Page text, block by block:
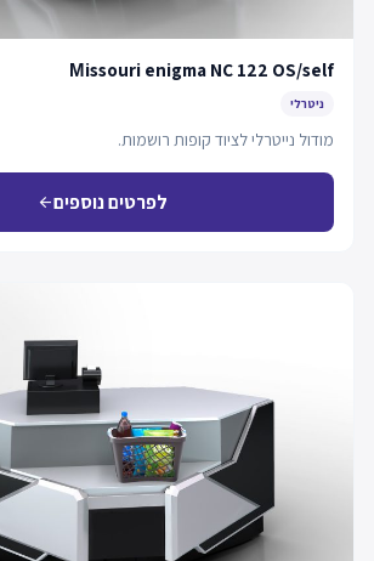
Мissouri enigma NC 122 OS/self
ניטרלי
מודול נייטרלי לציוד קופות רושמות.
לפרטים נוספיםarrow_back